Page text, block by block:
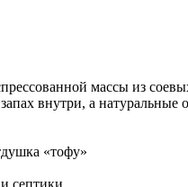
массы из
внутри, а
«тофу»
септики